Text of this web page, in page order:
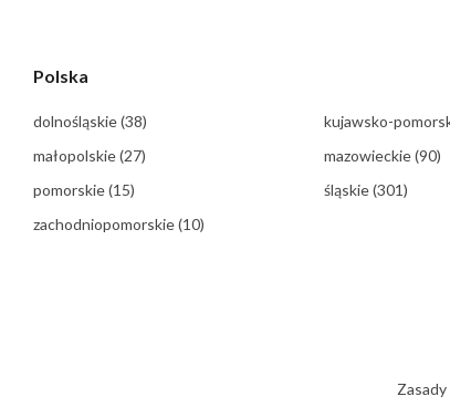
Polska
dolnośląskie(38) kujawsko-
małopolskie(27) mazowieckie(90)
pomorskie(15) śląskie(301)
zachodniopomorskie(10)